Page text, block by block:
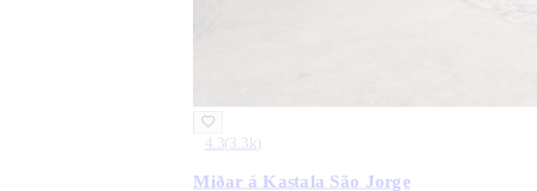
4.3( 3.3k )
Miðar á Kastala São Jorge